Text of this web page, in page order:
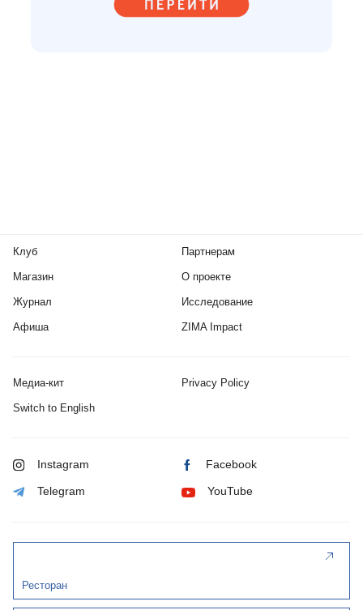
Клуб
Магазин
Журнал
Афиша
Партнерам
О проекте
Исследование
ZIMA Impact
Медиа-кит Privacy Policy
Switch to English
Instagram Facebook
Telegram YouTube
Ресторан